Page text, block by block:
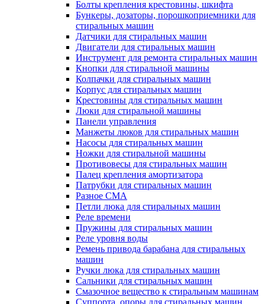
Болты крепления крестовины, шкифта
Бункеры, дозаторы, порошкоприемники для
стиральных машин
Датчики для стиральных машин
Двигатели для стиральных машин
Инструмент для ремонта стиральных машин
Кнопки для стиральной машины
Колпачки для стиральных машин
Корпус для стиральных машин
Крестовины для стиральных машин
Люки для стиральной машины
Панели управления
Манжеты люков для стиральных машин
Насосы для стиральных машин
Ножки для стиральной машины
Противовесы для стиральных машин
Палец крепления амортизатора
Патрубки для стиральных машин
Разное СМА
Петли люка для стиральных машин
Реле времени
Пружины для стиральных машин
Реле уровня воды
Ремень привода барабана для стиральных
машин
Ручки люка для стиральных машин
Сальники для стиральных машин
Смазочное вещество к стиральным машинам
Суппорта, опоры для стиральных машин